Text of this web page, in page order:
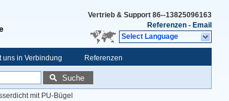
Vertrieb & Support 86--13825096163
Referenzen - Email
Select Language
uns in Verbindung Referenzen
Suche
mit PU-Bügel